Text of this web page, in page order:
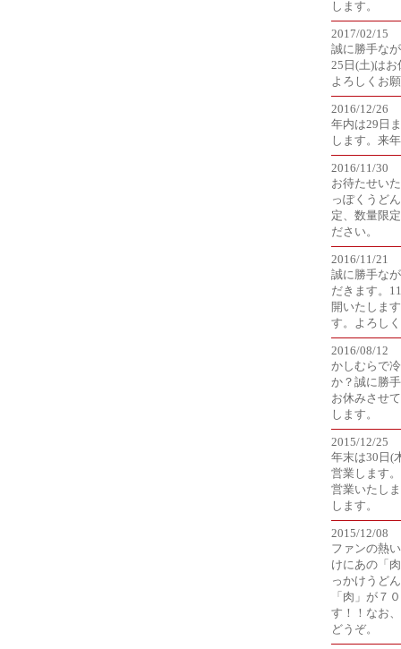
します。
2017/02/15
誠に勝手な
25日(土)は
よろしくお
2016/12/26
年内は29日
します。来
2016/11/30
お待たせい
っぽくうど
定、数量限
ださい。
2016/11/21
誠に勝手な
だきます。
開いたしま
す。よろし
2016/08/12
かしむらで
か？誠に勝
お休みさせ
します。
2015/12/25
年末は30日(
営業します
営業いたし
します。
2015/12/08
ファンの熱
けにあの「
っかけうど
「肉」が７
す！！なお
どうぞ。